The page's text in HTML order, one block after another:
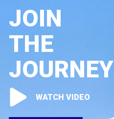
JOIN
THE
JOURNEY
WATCH VIDEO